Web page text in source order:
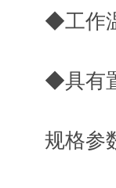
◆工作温
◆具有置
规格参